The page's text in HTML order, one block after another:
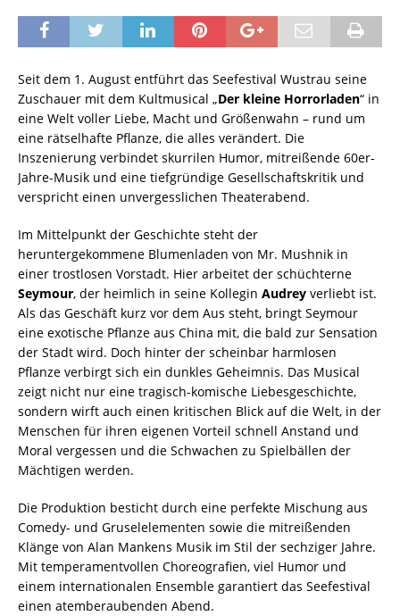
Seit dem 1. August entführt das Seefestival Wustrau seine
Zuschauer mit dem Kultmusical „Der kleine Horrorladen“ in
eine Welt voller Liebe, Macht und Größenwahn – rund um
eine rätselhafte Pflanze, die alles verändert. Die
Inszenierung verbindet skurrilen Humor, mitreißende 60er-
Jahre-Musik und eine tiefgründige Gesellschaftskritik und
verspricht einen unvergesslichen Theaterabend.
Im Mittelpunkt der Geschichte steht der
heruntergekommene Blumenladen von Mr. Mushnik in
einer trostlosen Vorstadt. Hier arbeitet der schüchterne
Seymour, der heimlich in seine Kollegin Audrey verliebt ist.
Als das Geschäft kurz vor dem Aus steht, bringt Seymour
eine exotische Pflanze aus China mit, die bald zur Sensation
der Stadt wird. Doch hinter der scheinbar harmlosen
Pflanze verbirgt sich ein dunkles Geheimnis. Das Musical
zeigt nicht nur eine tragisch-komische Liebesgeschichte,
sondern wirft auch einen kritischen Blick auf die Welt, in der
Menschen für ihren eigenen Vorteil schnell Anstand und
Moral vergessen und die Schwachen zu Spielbällen der
Mächtigen werden.
Die Produktion besticht durch eine perfekte Mischung aus
Comedy- und Gruselelementen sowie die mitreißenden
Klänge von Alan Mankens Musik im Stil der sechziger Jahre.
Mit temperamentvollen Choreografien, viel Humor und
einem internationalen Ensemble garantiert das Seefestival
einen atemberaubenden Abend.